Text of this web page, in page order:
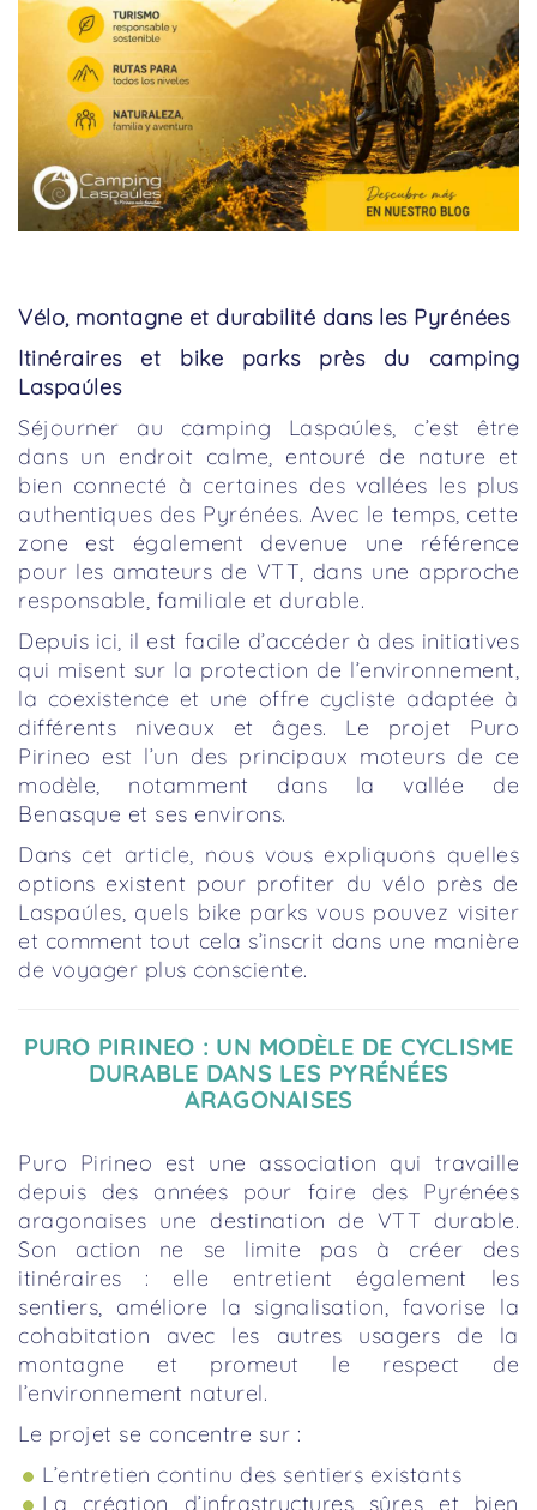
Vélo, montagne et durabilité dans les Pyrénées
Itinéraires et bike parks près du camping
Laspaúles
Séjourner au camping Laspaúles, c’est être
dans un endroit calme, entouré de nature et
bien connecté à certaines des vallées les plus
authentiques des Pyrénées. Avec le temps, cette
zone est également devenue une référence
pour les amateurs de VTT, dans une approche
responsable, familiale et durable.
Depuis ici, il est facile d’accéder à des initiatives
qui misent sur la protection de l’environnement,
la coexistence et une offre cycliste adaptée à
différents niveaux et âges. Le projet Puro
Pirineo est l’un des principaux moteurs de ce
modèle, notamment dans la vallée de
Benasque et ses environs.
Dans cet article, nous vous expliquons quelles
options existent pour profiter du vélo près de
Laspaúles, quels bike parks vous pouvez visiter
et comment tout cela s’inscrit dans une manière
de voyager plus consciente.
PURO PIRINEO : UN MODÈLE DE CYCLISME
DURABLE DANS LES PYRÉNÉES
ARAGONAISES
Puro Pirineo est une association qui travaille
depuis des années pour faire des Pyrénées
aragonaises une destination de VTT durable.
Son action ne se limite pas à créer des
itinéraires : elle entretient également les
sentiers, améliore la signalisation, favorise la
cohabitation avec les autres usagers de la
montagne et promeut le respect de
l’environnement naturel.
Le projet se concentre sur :
L’entretien continu des sentiers existants
La création d’infrastructures sûres et bien